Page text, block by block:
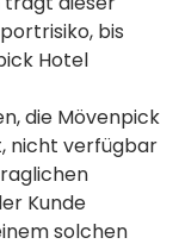
bis
Hotel
die Mövenpick
nicht verfügbar
Kunde
solchen